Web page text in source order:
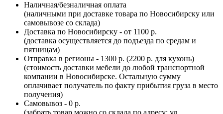
Наличная/безналичная оплата
(наличными при доставке товара по Новосибирску или
самовывозе со склада)
Доставка по Новосибирску - от 1100 р.
(доставка осуществляется до подъезда по средам и
пятницам)
Отправка в регионы - 1300 р. (2200 р. для кухонь)
(стоимость доставки мебели до любой транспортной
компании в Новосибирске. Остальную сумму
оплачивает получатель по факту прибытия груза в место
получения)
Самовывоз - 0 р.
(забрать товар можно со склада по адресу: ул.